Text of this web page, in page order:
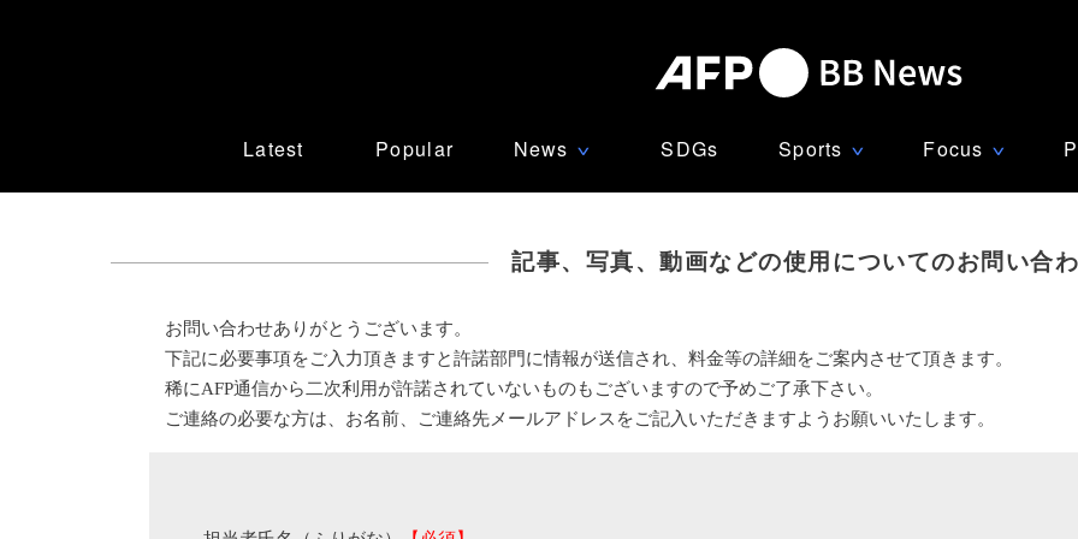
Latest Popular News ∨ SDGs Sports ∨ Focus ∨
記事、写真、動画などの使用についてのお問い合
お問い合わせありがとうございます。
下記に必要事項をご入力頂きますと許諾部門に情報が送信され、料金等の詳細をご案内させて頂きます。
稀にAFP通信から二次利用が許諾されていないものもございますので予めご了承下さい。
ご連絡の必要な方は、お名前、ご連絡先メールアドレスをご記入いただきますようお願いいたします。